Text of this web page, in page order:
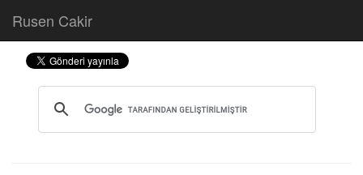
Rusen Cakir